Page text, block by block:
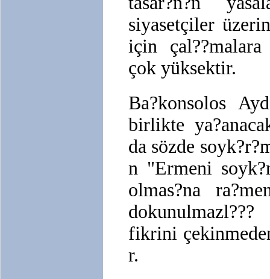
siyasetçiler
için
çok yüksektir.
Ba?konsolos
birlikte
da sözde
n "Ermeni
olmas?na
fikrini
r.